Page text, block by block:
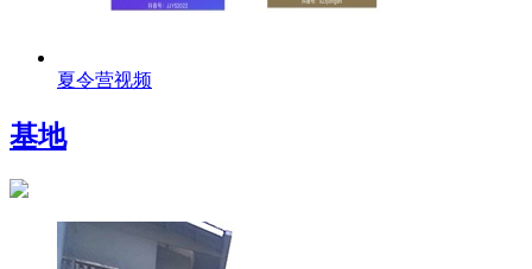
夏令营视频
基地